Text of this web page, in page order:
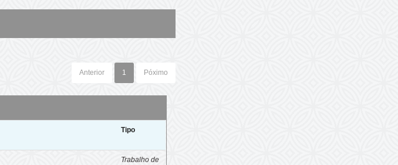
Anterior 1 Póximo
Tipo
Trabalho de